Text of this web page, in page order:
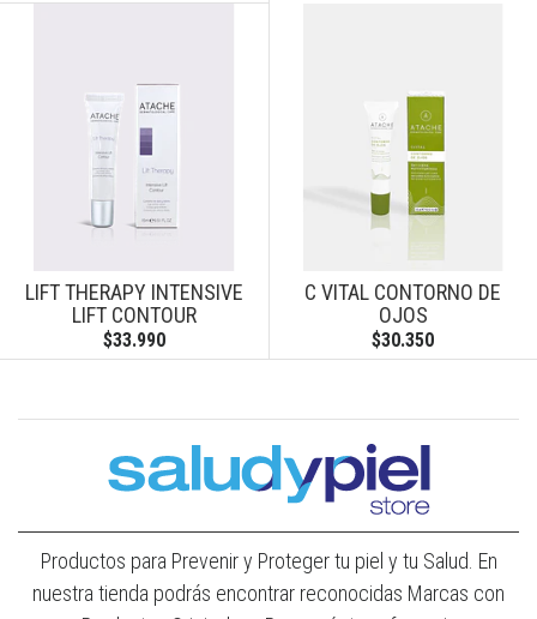
LIFT THERAPY INTENSIVE
LIFT CONTOUR
$33.990
C VITAL CONTORNO DE
OJOS
$30.350
Productos para Prevenir y Proteger tu piel y tu Salud. En
nuestra tienda podrás encontrar reconocidas Marcas con